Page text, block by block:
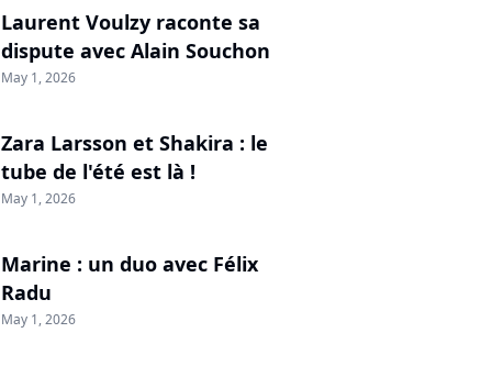
Laurent Voulzy raconte sa
dispute avec Alain Souchon
May 1, 2026
Zara Larsson et Shakira : le
tube de l'été est là !
May 1, 2026
Marine : un duo avec Félix
Radu
May 1, 2026